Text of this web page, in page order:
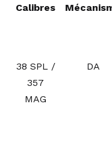
Calibres
38 SPL /
357
MAG
DA